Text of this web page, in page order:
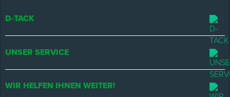
D-TACK
UNSER SERVICE
WIR HELFEN IHNEN WEITER!